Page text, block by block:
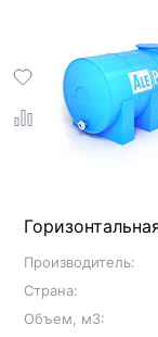
Производитель:
Страна:
Объем, м3: